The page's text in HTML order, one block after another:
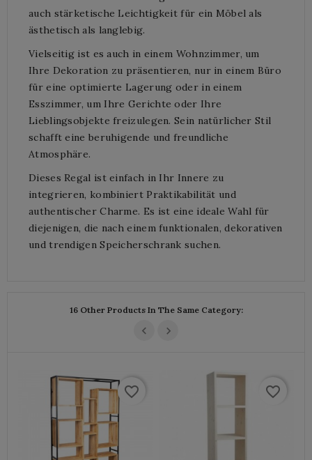
auch stärketische Leichtigkeit für ein Möbel als
ästhetisch als langlebig.
Vielseitig ist es auch in einem Wohnzimmer, um
Ihre Dekoration zu präsentieren, nur in einem Büro
für eine optimierte Lagerung oder in einem
Esszimmer, um Ihre Gerichte oder Ihre
Lieblingsobjekte freizulegen. Sein natürlicher Stil
schafft eine beruhigende und freundliche
Atmosphäre.
Dieses Regal ist einfach in Ihr Innere zu
integrieren, kombiniert Praktikabilität und
authentischer Charme. Es ist eine ideale Wahl für
diejenigen, die nach einem funktionalen, dekorativen
und trendigen Speicherschrank suchen.
16 Other Products In The Same Category:
favorite_border favorite_border